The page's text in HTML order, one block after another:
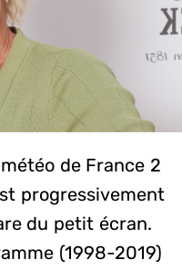
de France 2
progressivement
du petit écran.
(1998-2019)